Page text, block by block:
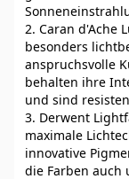
2. Caran d'Ache
besonders
anspruchsvolle
behalten ihre
und sind
3. Derwent
maximale
innovative
die Farben auch